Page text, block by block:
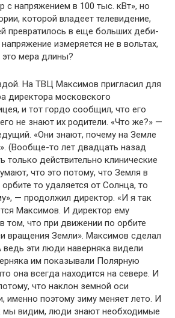
с напряжением в 100 тыс. кВт», но
которой владеет теле­видение,
превратилось в еще больших деби­
измеряется не в вольтах,
это мера длины?
На ТВЦ Максимов пригласил для
директора московского
и тот гордо сообщил, что его
не знают их родители. «Что же?» —
«Они знают, почему на Земле
(Вообще-то лет двадцать назад
только действительно клинические
что это потому, что Земля в
то удаляется от Солнца, то
— продолжил директор. «И я так
Максимов. И директор ему
том, что при движении по орбите
вращения Земли». Максимов сделал
эти люди наверняка видели
им показывали Полярную
она всегда находится на севере. И
что наклон земной оси
именно поэтому зиму меняет лето. И
мы видим, люди знают необходимые